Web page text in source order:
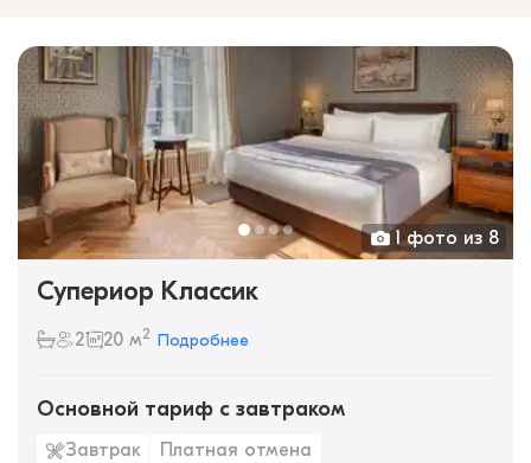
1 фото из 8
Супериор Классик
2 20 м2 Подробнее
Основной тариф с завтраком
Завтрак Платная отмена